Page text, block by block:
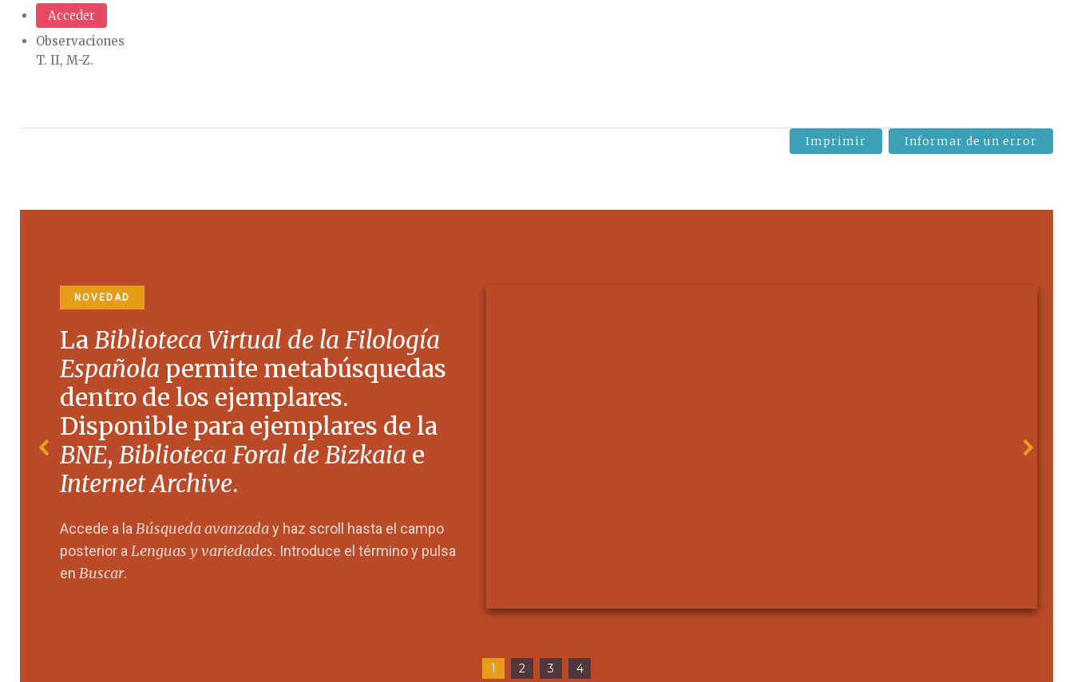
Acceder
Observaciones
T. II, M-Z.
Imprimir Informar de un error
NOVEDAD
LaBiblioteca Virtual de la Filología
Española permite metabúsquedas
dentro de los ejemplares.
Disponible para ejemplares de la
BNE, Biblioteca Foral de Bizkaia e
Internet Archive.
Accede a laBúsqueda avanzaday haz scroll hasta el campo
posterior aLenguas y variedades. Introduce el término y pulsa
en Buscar.
1 2 3 4